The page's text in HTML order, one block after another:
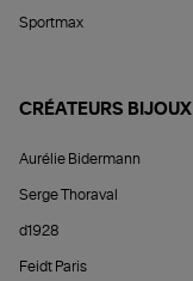
Sportmax
CRÉATEURS BIJOUX
Aurélie Bidermann
Serge Thoraval
d1928
Feidt Paris